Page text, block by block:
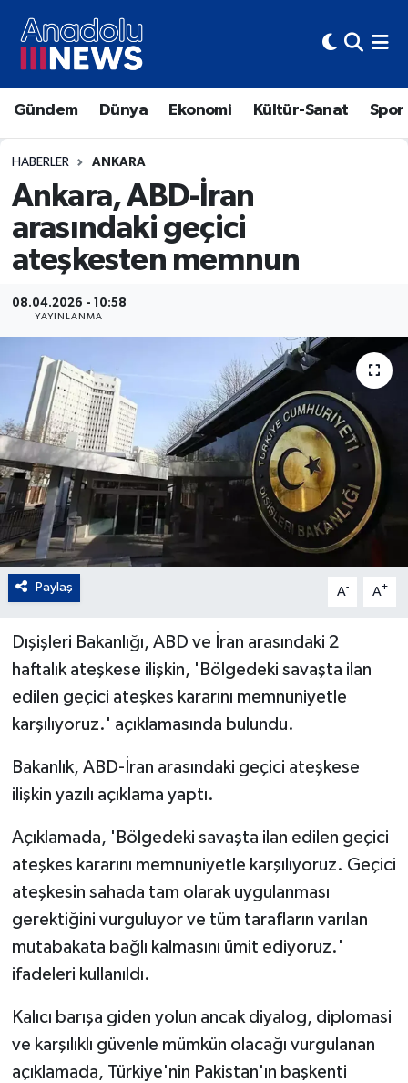
Gündem Dünya Ekonomi Kültür-Sanat Spor
HABERLER ANKARA
Ankara, ABD-İran
arasındaki geçici
ateşkesten memnun
08.04.2026 - 10:58
YAYINLANMA
Paylaş A- A+
Dışişleri Bakanlığı, ABD ve İran arasındaki 2
haftalık ateşkese ilişkin, 'Bölgedeki savaşta ilan
edilen geçici ateşkes kararını memnuniyetle
karşılıyoruz.' açıklamasında bulundu.
Bakanlık, ABD-İran arasındaki geçici ateşkese
ilişkin yazılı açıklama yaptı.
Açıklamada, 'Bölgedeki savaşta ilan edilen geçici
ateşkes kararını memnuniyetle karşılıyoruz. Geçici
ateşkesin sahada tam olarak uygulanması
gerektiğini vurguluyor ve tüm tarafların varılan
mutabakata bağlı kalmasını ümit ediyoruz.'
ifadeleri kullanıldı.
Kalıcı barışa giden yolun ancak diyalog, diplomasi
ve karşılıklı güvenle mümkün olacağı vurgulanan
açıklamada, Türkiye'nin Pakistan'ın başkenti
Hava Durumu
Trafik Durumu
Süper Lig Puan Durumu ve Fikstür
Tüm Manşetler
Son Dakika Haberleri
Haber Arşivi